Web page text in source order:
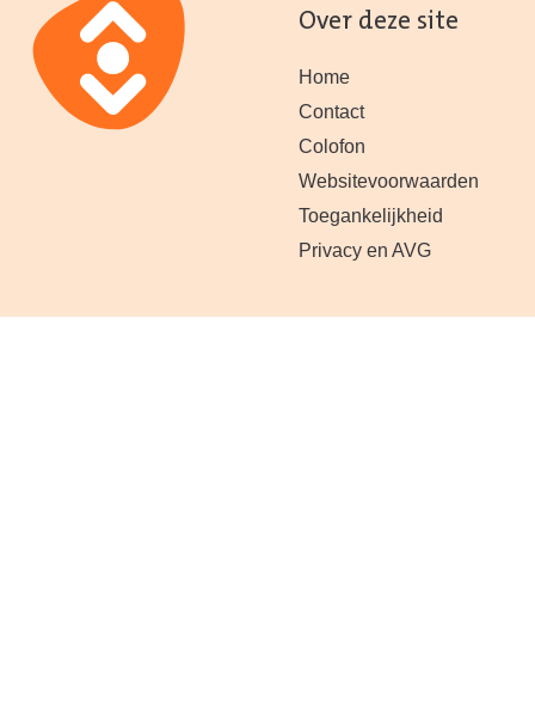
Over deze site
Home
Contact
Colofon
Websitevoorwaarden
Toegankelijkheid
Privacy en AVG